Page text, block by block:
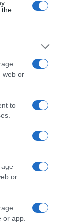
the
web or
to
or
or app.
a
az
kik
milyen